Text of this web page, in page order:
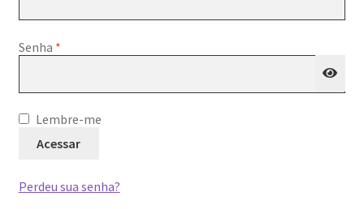
Senha *Obrigatório
Lembre-me
Acessar
Perdeu sua senha?